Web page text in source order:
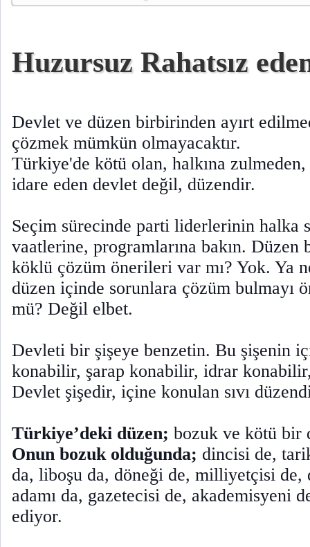
Huzursuz Rahatsız
Devlet ve düzen birbirinden ayırt
çözmek mümkün olmayacaktır.
Türkiye'de kötü olan, halkına
idare eden devlet değil, düzendir.
Seçim sürecinde parti liderlerinin halka
vaatlerine, programlarına bakın.
köklü çözüm önerileri var mı? Yok. Ya
düzen içinde sorunlara çözüm bulmayı
mü? Değil elbet.
Devleti bir şişeye benzetin. Bu şişenin
konabilir, şarap konabilir, idrar
Devlet şişedir, içine konulan sıvı
Türkiye’deki düzen; bozuk ve kötü bir
Onun bozuk olduğunda; dincisi de,
da, liboşu da, döneği de, milliyetçisi de,
adamı da, gazetecisi de, akademisyeni
ediyor.